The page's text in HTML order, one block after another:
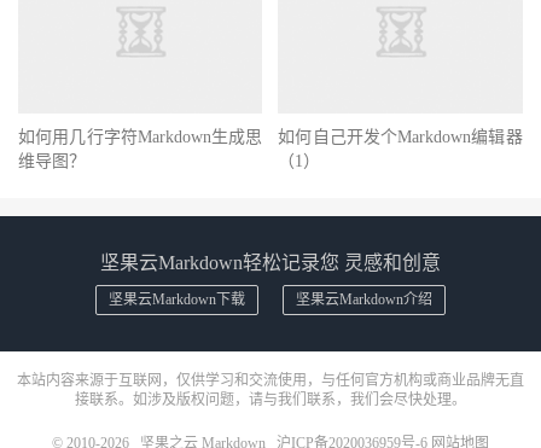
如何用几行字符Markdown生成思
维导图？
如何自己开发个Markdown编辑器
（1）
坚果云Markdown轻松记录您 灵感和创意
坚果云Markdown下载 坚果云Markdown介绍
本站内容来源于互联网，仅供学习和交流使用，与任何官方机构或商业品牌无直
接联系。如涉及版权问题，请与我们联系，我们会尽快处理。
© 2010-2026 坚果之云 Markdown 沪ICP备2020036959号-6 网站地图